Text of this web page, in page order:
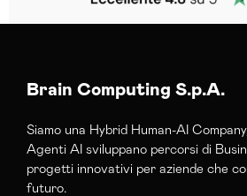
Brain Computing S.p.A.
Siamo una Hybrid Human-AI
Agenti AI sviluppano percorsi di
progetti innovativi per aziende che
futuro.